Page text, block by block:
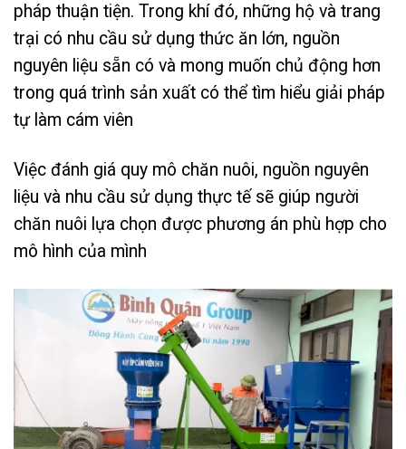
pháp thuận tiện. Trong khí đó, những hộ và trang
trại có nhu cầu sử dụng thức ăn lớn, nguồn
nguyên liệu sẵn có và mong muốn chủ động hơn
trong quá trình sản xuất có thể tìm hiểu giải pháp
tự làm cám viên
Việc đánh giá quy mô chăn nuôi, nguồn nguyên
liệu và nhu cầu sử dụng thực tế sẽ giúp người
chăn nuôi lựa chọn được phương án phù hợp cho
mô hình của mình